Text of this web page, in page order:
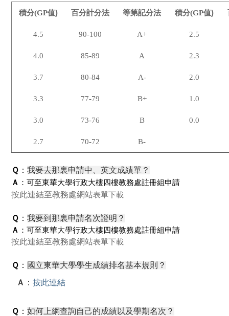
積分(GP值) 百分計分法 等第記分法 積分(GP值)
4.5 90-100 A+ 2.5
4.0 85-89 A 2.3
3.7 80-84 A- 2.0
3.3 77-79 B+ 1.0
3.0 73-76 B 0.0
2.7 70-72 B-
Ｑ ： 我要去那裏申請中、英文成績單？
Ａ ：可至東華大學行政大樓四樓教務處註冊組申請
按此連結至教務處網站表單下載
Ｑ ： 我要到那裏申請名次證明？
Ａ ：可至東華大學行政大樓四樓教務處註冊組申請
按此連結至教務處網站表單下載
Ｑ ： 國立東華大學學生成績排名基本規則？
Ａ ： 按此連結
Ｑ ： 如何上網查詢自己的成績以及學期名次？